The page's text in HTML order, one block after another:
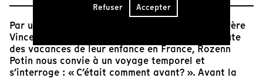
Par une invitation à prendre le large avec son frère
Vincent en direction de Saint-Raphaël sur la route
des vacances de leur enfance en France, Rozenn
Potin nous convie à un voyage temporel et
s’interroge : « C’était comment avant? ». Avant la
Refuser Accepter